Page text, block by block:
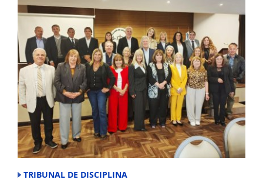
TRIBUNAL DE DISCIPLINA